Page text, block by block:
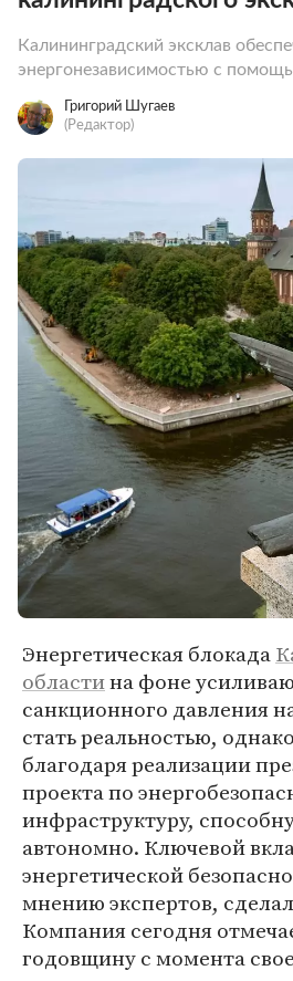
Калининградский эксклав
энергонезависимостью с
Григорий Шугаев
(Редактор)
Энергетическая блокада
областина фоне
санкционного давления
стать реальностью,
благодаря реализации
проекта по
инфраструктуру,
автономно. Ключевой
энергетической
мнению экспертов,
Компания сегодня
годовщину с момента